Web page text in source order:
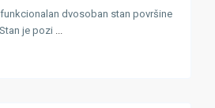
dvosoban stan površine
je pozi ...